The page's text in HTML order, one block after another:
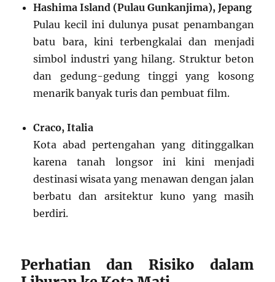
Hashima Island (Pulau Gunkanjima), Jepang
Pulau kecil ini dulunya pusat penambangan
batu bara, kini terbengkalai dan menjadi
simbol industri yang hilang. Struktur beton
dan gedung-gedung tinggi yang kosong
menarik banyak turis dan pembuat film.
Craco, Italia
Kota abad pertengahan yang ditinggalkan
karena tanah longsor ini kini menjadi
destinasi wisata yang menawan dengan jalan
berbatu dan arsitektur kuno yang masih
berdiri.
Perhatian dan Risiko dalam